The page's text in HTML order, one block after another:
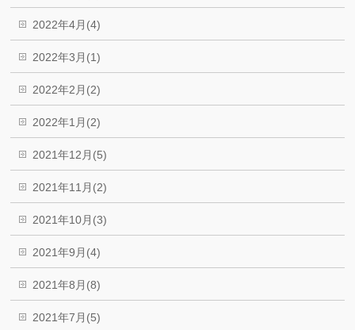
2022年4月(4)
2022年3月(1)
2022年2月(2)
2022年1月(2)
2021年12月(5)
2021年11月(2)
2021年10月(3)
2021年9月(4)
2021年8月(8)
2021年7月(5)